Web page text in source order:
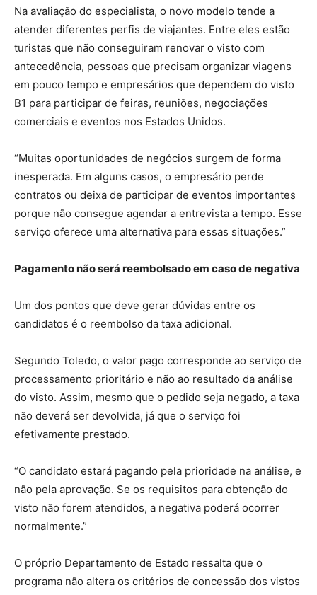
Na avaliação do especialista, o novo modelo tende a
atender diferentes perfis de viajantes. Entre eles estão
turistas que não conseguiram renovar o visto com
antecedência, pessoas que precisam organizar viagens
em pouco tempo e empresários que dependem do visto
B1 para participar de feiras, reuniões, negociações
comerciais e eventos nos Estados Unidos.
“Muitas oportunidades de negócios surgem de forma
inesperada. Em alguns casos, o empresário perde
contratos ou deixa de participar de eventos importantes
porque não consegue agendar a entrevista a tempo. Esse
serviço oferece uma alternativa para essas situações.”
Pagamento não será reembolsado em caso de negativa
Um dos pontos que deve gerar dúvidas entre os
candidatos é o reembolso da taxa adicional.
Segundo Toledo, o valor pago corresponde ao serviço de
processamento prioritário e não ao resultado da análise
do visto. Assim, mesmo que o pedido seja negado, a taxa
não deverá ser devolvida, já que o serviço foi
efetivamente prestado.
“O candidato estará pagando pela prioridade na análise, e
não pela aprovação. Se os requisitos para obtenção do
visto não forem atendidos, a negativa poderá ocorrer
normalmente.”
O próprio Departamento de Estado ressalta que o
programa não altera os critérios de concessão dos vistos